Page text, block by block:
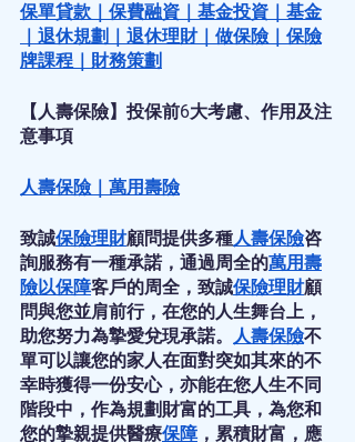
保單貸款
保費融資 基金投資
基金
退休規劃 退休理財｜ 做保險
保險
牌課程
財務策劃
【人壽保險】投保前6大考慮、作用及注
意事項
人壽保險 萬用壽險
致誠保險理財顧問提供多種人壽保險咨
詢服務有一種承諾，通過周全的萬用壽
險以保障客戶的周全，致誠保險理財顧
問與您並肩前行，在您的人生舞台上，
助您努力為摯愛兌現承諾。
人壽保險不
單可以讓您的家人在面對突如其來的不
幸時獲得一份安心，亦能在您人生不同
階段中，作為規劃財富的工具，為您和
您的摯親提供醫療保障，累積財富，應